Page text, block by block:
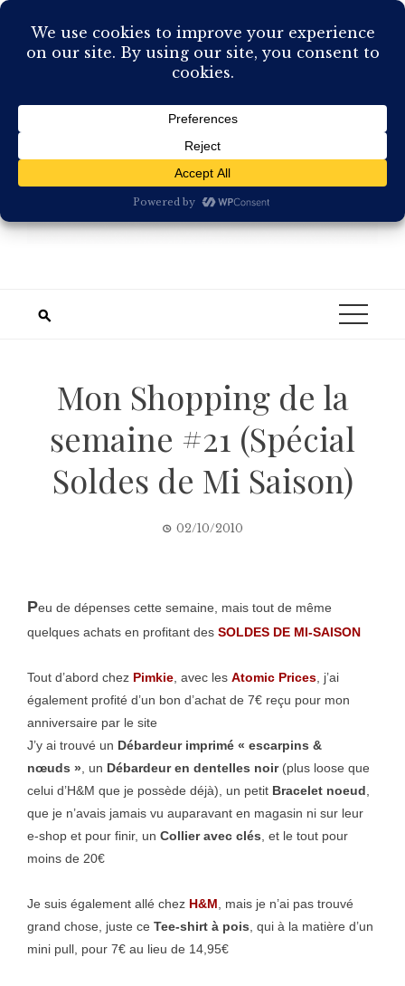
Skip
content
Mon Shopping de la
semaine #21 (Spécial
Soldes de Mi Saison)
02/10/2010
Peu de dépenses cette semaine, mais tout de même
quelques achats en profitant des SOLDES DE MI-SAISON
Tout d’abord chez Pimkie , avec les Atomic Prices , j’ai
également profité d’un bon d’achat de 7€ reçu pour mon
anniversaire par le site
J’y ai trouvé un Débardeur imprimé « escarpins &
nœuds » , un Débardeur en dentelles noir(plus loose que
celui d’H&M que je possède déjà), un petit Bracelet noeud
que je n’avais jamais vu auparavant en magasin ni sur leur
e-shop et pour finir, un Collier avec clés , et le tout pour
moins de 20€
Je suis également allé chez H&M , mais je n’ai pas trouvé
grand chose, juste ce Tee-shirt à pois , qui à la matière d’un
mini pull, pour 7€ au lieu de 14,95€